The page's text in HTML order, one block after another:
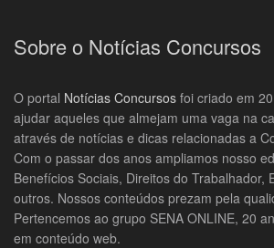
Sobre o Notícias Concursos
O portal Notícias Concursos foi criado em
ajudar aqueles que almejam uma vaga na
através de notícias e dicas relacionadas a
Com o passar dos anos ampliamos nosso
Benefícios Sociais, Direitos do Trabalhador,
outros. Nossos conteúdos prezam pela
Pertencemos ao grupo SENA ONLINE, 20
em conteúdo web.